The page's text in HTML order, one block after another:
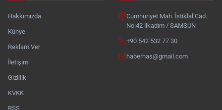
Hakkımızda
Künye
Reklam Ver
İletişim
Gizlilik
KVKK
RSS
Cumhuriyet Mah. İstiklal Cad.
No:42 İlkadım / SAMSUN
+90 542 532 77 30
haberhas@gmail.com